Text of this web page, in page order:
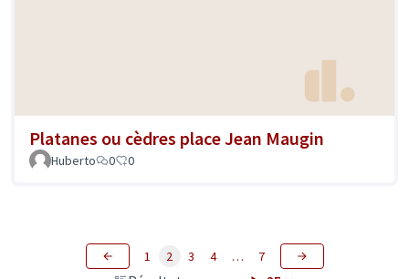
Platanes ou cèdres place Jean Maugin
Huberto 0 0
1 2 3 4 … 7